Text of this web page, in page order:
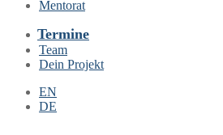
Mentorat
Termine
Team
Dein Projekt
EN
DE